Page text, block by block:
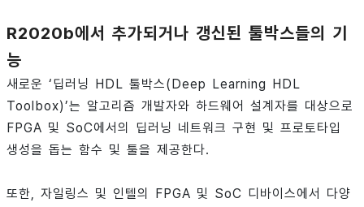
R2020b에서 추가되거나 갱신된 툴박스들의 기
능
새로운 ‘딥러닝 HDL 툴박스(Deep Learning HDL
Toolbox)’는 알고리즘 개발자와 하드웨어 설계자를 대상으로
FPGA 및 SoC에서의 딥러닝 네트워크 구현 및 프로토타입
생성을 돕는 함수 및 툴을 제공한다.
또한, 자일링스 및 인텔의 FPGA 및 SoC 디바이스에서 다양